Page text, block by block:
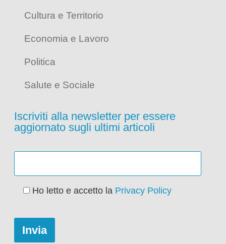
Cultura e Territorio
Economia e Lavoro
Politica
Salute e Sociale
Iscriviti alla newsletter per essere
aggiornato sugli ultimi articoli
Ho letto e accetto la Privacy Policy